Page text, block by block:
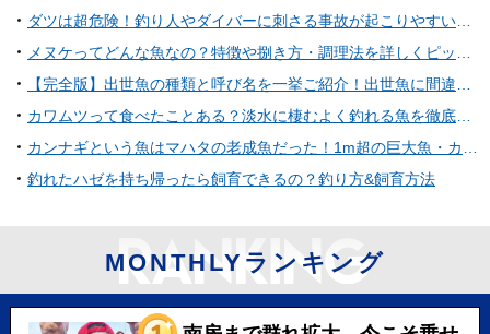
ダツは超危険！釣り人やダイバーに刺さる事故が起こりやすいサヨリに似た魚
メヌケってどんな魚なの？特徴や捌き方・調理法を詳しくピックアップ
【完全版】出世魚の種類と呼び名を一挙ご紹介！出世魚に間違われやすい魚も！？
カワムツって食べたことある？淡水に棲むよく釣れる魚を徹底特集
カンナギという魚はマハタの老成魚だった！1m超の巨大魚・カンナギってどんな魚？
釣れたハゼを持ち帰ったら飼育できるの？釣り方&飼育方法
MONTHLYランキング